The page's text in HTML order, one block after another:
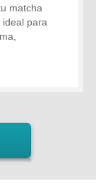
matcha
para